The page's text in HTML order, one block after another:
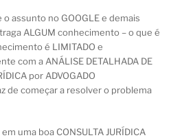
assunto no GOOGLE e demais
ALGUM conhecimento – o que é
é LIMITADO e
com a ANÁLISE DETALHADA DE
por ADVOGADO
de começar a resolver o problema
uma boa CONSULTA JURÍDICA